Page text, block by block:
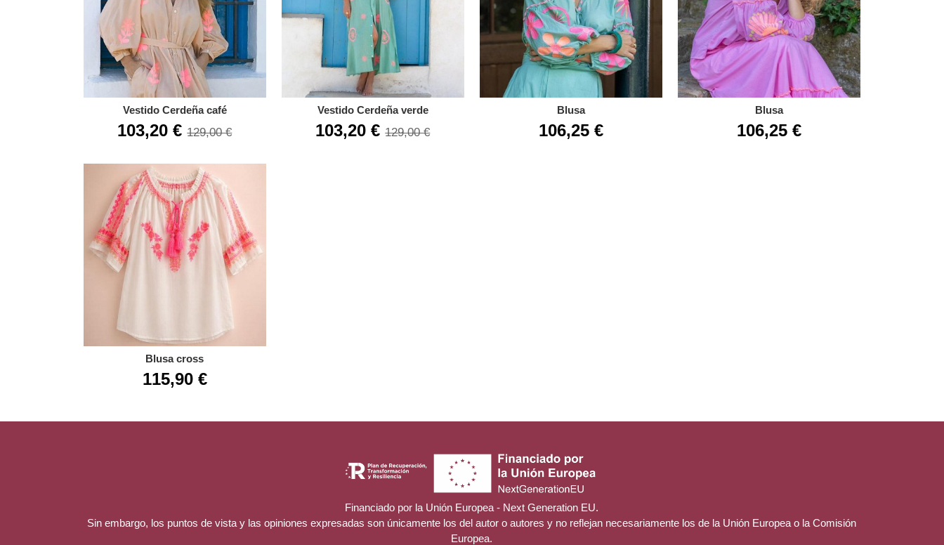
Vestido Cerdeña café
103,20 €129,00 €
Vestido Cerdeña verde
103,20 €129,00 €
Blusa
106,25 €
Blusa
106,25 €
Blusa cross
115,90 €
Financiado por la Unión Europea - Next Generation EU.
Sin embargo, los puntos de vista y las opiniones expresadas son únicamente los del autor o autores y no reflejan necesariamente los de la Unión Europea o la Comisión
Europea.